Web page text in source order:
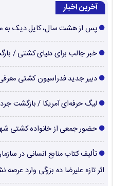
آخرین اخبار
پس از هشت سال، کایل دیک به
خبر جالب برای دنیای کشتی /
دبیر جدید فدراسیون کشتی
لیگ حرفه‌ای آمریکا / بازگشت
حضور جمعی از خانواده کشتی
تألیف کتاب منابع انسانی در
اثر تازه علیرضا ده بزرگی وارد عرصه